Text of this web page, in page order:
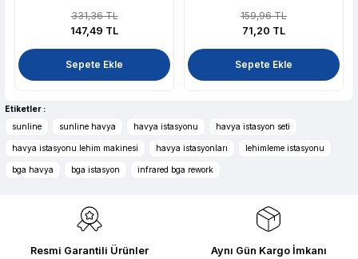
Hızlı sipariş ve güvenli paketleme için
çok teşekkürler ediyorum
F... D... | 06/07/2026
A... A... | 23/04/2026
13.04.2026 tarihinde Aletler.com
üzerinden 4 ürünnaldım ve hızlı ve
B... C... | 13/04/2026
331,36 TL
147,49 TL
Sepete Ekle
159,96 TL
71,20 TL
Sepete Ekle
Etiketler :
sunline
sunline havya havya istasyonu havya istasyon seti
havya istasyonu lehim makinesi havya istasyonları lehimleme istasyonu
bga havya bga istasyon infrared bga rework
Resmi Garantili Ürünler
Aynı Gün Kargo İmkanı